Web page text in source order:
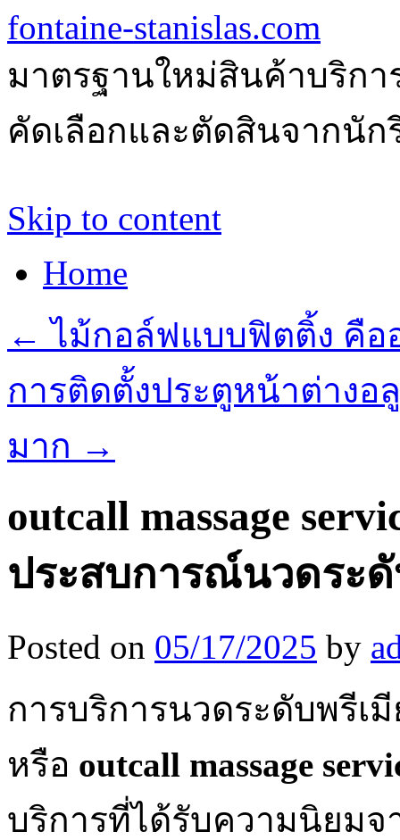
fontaine-stanislas.com
มาตรฐานใหม่สินค้าบริกา
คัดเลือกและตัดสินจากนั
Skip to content
Home
← ไม้กอล์ฟแบบฟิตติ้ง คือ
การติดตั้งประตูหน้าต่างอ
มาก →
outcall massage
ประสบการณ์นวดระ
Posted on 05/17/2025 by
การบริการนวดระดับพรีเ
หรือ outcall massage
บริการที่ได้รับความนิยม